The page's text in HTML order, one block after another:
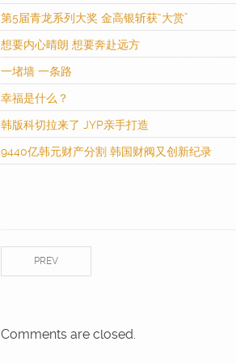
第5届青龙系列大奖 金高银斩获“大赏”
想要内心晴朗 想要奔赴远方
一堵墙 一条路
幸福是什么？
韩版科切拉来了 JYP亲手打造
9440亿韩元财产分割 韩国财阀又创新纪录
PREV
Comments are closed.